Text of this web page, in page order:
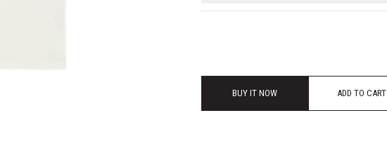
BUY IT NOW ADD TO CART